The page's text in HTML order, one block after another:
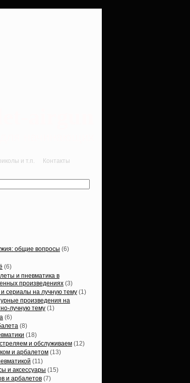
и т.п. Контакты
общие вопросы (6)
(6)
и пневматика в
произведениях (3)
сериалы на лучную тему (1)
произведения на
лучную тему (1)
(6)
(8)
(18)
и обслуживаем (12)
и арбалетом (13)
(11)
и аксессуары (15)
и арбалетов (7)